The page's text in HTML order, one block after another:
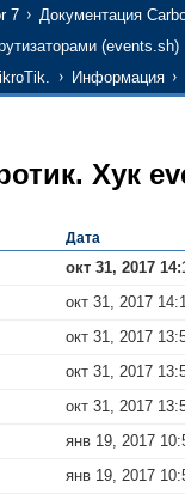
7
Документация
(events.sh)
Информация
Хук
Дата
окт 31, 2017
окт 31, 2017
окт 31, 2017
окт 31, 2017
окт 31, 2017
янв 19, 2017
янв 19, 2017